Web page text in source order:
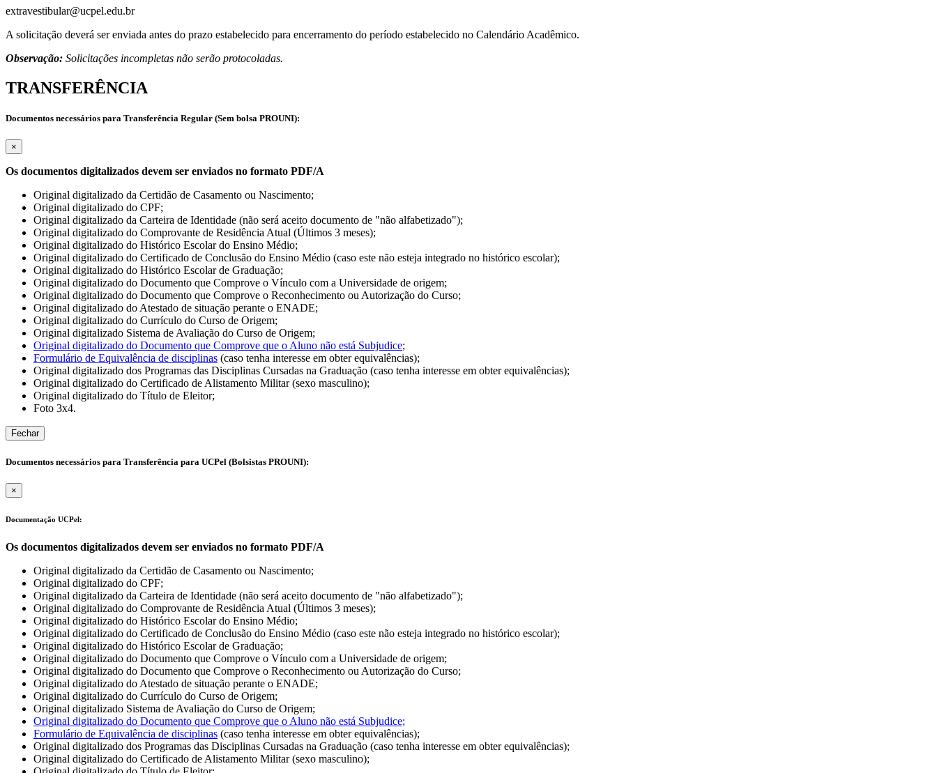
extravestibular@ucpel.edu.br
A solicitação deverá ser enviada antes do prazo estabelecido para encerramento do período estabelecido no Calendário Acadêmico.
Observação: Solicitações incompletas não serão protocoladas.
TRANSFERÊNCIA
Documentos necessários para Transferência Regular (Sem bolsa PROUNI):
×
Os documentos digitalizados devem ser enviados no formato PDF/A
Original digitalizado da Certidão de Casamento ou Nascimento;
Original digitalizado do CPF;
Original digitalizado da Carteira de Identidade (não será aceito documento de "não alfabetizado");
Original digitalizado do Comprovante de Residência Atual (Últimos 3 meses);
Original digitalizado do Histórico Escolar do Ensino Médio;
Original digitalizado do Certificado de Conclusão do Ensino Médio (caso este não esteja integrado no histórico escolar);
Original digitalizado do Histórico Escolar de Graduação;
Original digitalizado do Documento que Comprove o Vínculo com a Universidade de origem;
Original digitalizado do Documento que Comprove o Reconhecimento ou Autorização do Curso;
Original digitalizado do Atestado de situação perante o ENADE;
Original digitalizado do Currículo do Curso de Origem;
Original digitalizado Sistema de Avaliação do Curso de Origem;
Original digitalizado do Documento que Comprove que o Aluno não está Subjudice;
Formulário de Equivalência de disciplinas (caso tenha interesse em obter equivalências);
Original digitalizado dos Programas das Disciplinas Cursadas na Graduação (caso tenha interesse em obter equivalências);
Original digitalizado do Certificado de Alistamento Militar (sexo masculino);
Original digitalizado do Título de Eleitor;
Foto 3x4.
Fechar
Documentos necessários para Transferência para UCPel (Bolsistas PROUNI):
×
Documentação UCPel:
Os documentos digitalizados devem ser enviados no formato PDF/A
Original digitalizado da Certidão de Casamento ou Nascimento;
Original digitalizado do CPF;
Original digitalizado da Carteira de Identidade (não será aceito documento de "não alfabetizado");
Original digitalizado do Comprovante de Residência Atual (Últimos 3 meses);
Original digitalizado do Histórico Escolar do Ensino Médio;
Original digitalizado do Certificado de Conclusão do Ensino Médio (caso este não esteja integrado no histórico escolar);
Original digitalizado do Histórico Escolar de Graduação;
Original digitalizado do Documento que Comprove o Vínculo com a Universidade de origem;
Original digitalizado do Documento que Comprove o Reconhecimento ou Autorização do Curso;
Original digitalizado do Atestado de situação perante o ENADE;
Original digitalizado do Currículo do Curso de Origem;
Original digitalizado Sistema de Avaliação do Curso de Origem;
Original digitalizado do Documento que Comprove que o Aluno não está Subjudice;
Formulário de Equivalência de disciplinas (caso tenha interesse em obter equivalências);
Original digitalizado dos Programas das Disciplinas Cursadas na Graduação (caso tenha interesse em obter equivalências);
Original digitalizado do Certificado de Alistamento Militar (sexo masculino);